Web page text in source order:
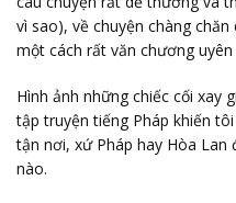
vì sao), về chuyện chàng
một cách rất văn chương uyên
Hình ảnh những chiếc cối xay
tập truyện tiếng Pháp khiến
tận nơi, xứ Pháp hay Hòa
nào.